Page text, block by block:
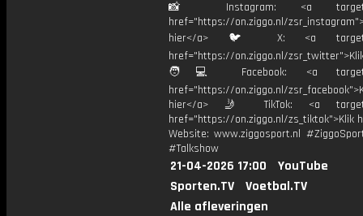
📸 Instagram: <a
href="https://on.ziggo.nl/
hier</a> 🐦 X: <a
href="https://on.ziggo.nl/
🧑💻 Facebook: <a
href="https://on.ziggo.nl/
hier</a> 🤳 TikTok: <a
href="https://on.ziggo.nl/zs_tiktok">Klik
Website: www.ziggosport.nl
#Talkshow
21-04-2026 17:00
YouTube
Sporten.TV
Voetbal.TV
Alle afleveringen